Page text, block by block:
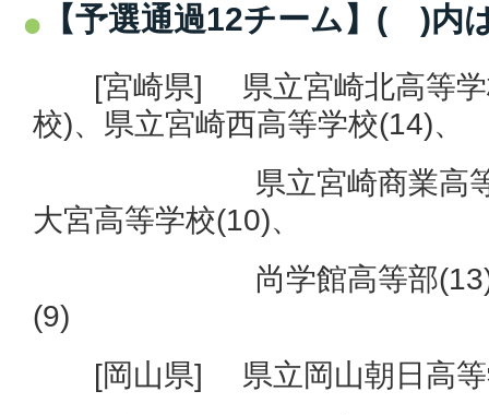
【予選通過12チーム】( )内
[宮崎県] 県立宮崎北高等学
校)、県立宮崎西高等学校(14)、
県立宮崎商業高
大宮高等学校(10)、
尚学館高等部(13)、県
(9)
[岡山県] 県立岡山朝日高等